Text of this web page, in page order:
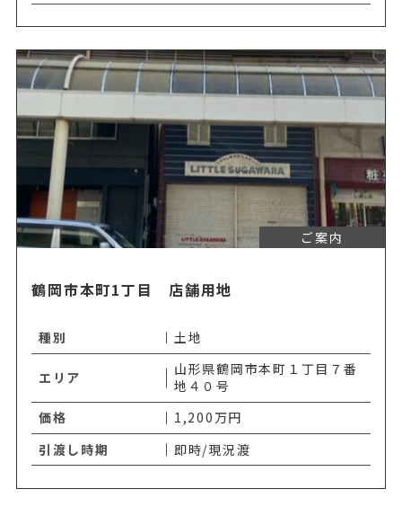
ご案内
鶴岡市本町1丁目 店舗用地
種別 土地
エリア
山形県鶴岡市本町１丁目７番
地４０号
価格
1,200万円
引渡し時期
即時/現況渡